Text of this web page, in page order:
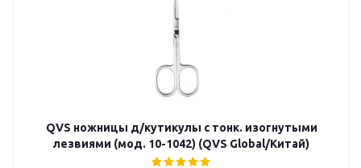
QVS ножницы д/кутикулы с тонк. изогнутыми
лезвиями (мод. 10-1042) (QVS Global/Китай)